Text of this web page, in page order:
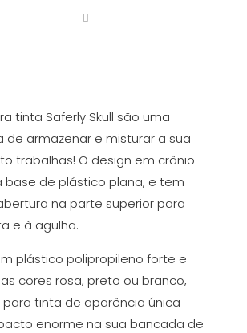
tinta Saferly Skull são uma
de armazenar e misturar a sua
trabalhas! O design em crânio
base de plástico plana, e tem
na parte superior para
e à agulha.
plástico polipropileno forte e
cores rosa, preto ou branco,
tinta de aparência única
enorme na sua bancada de